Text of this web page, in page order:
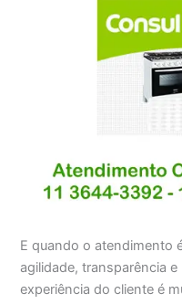
E quando o atendimento
agilidade, transparência
experiência do cliente é